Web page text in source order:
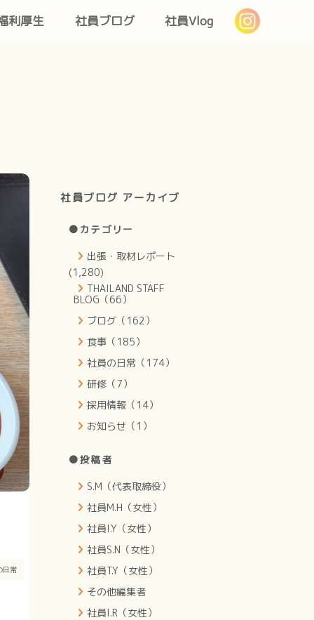
利厚生 社員ブログ 社員Vlog
日常
社員ブログ アーカイブ
●カテゴリー
出張・取材レポート
(1,280)
THAILAND STAFF
BLOG（66）
ブログ（162）
食事（185）
社員の日常（174）
研修（7）
採用情報（14）
お知らせ（1）
●投稿者
S.M（代表取締役）
社員M.H（女性）
社員I.Y（女性）
社員S.N（女性）
社員T.Y（女性）
その他編集者
社員I.R（女性）